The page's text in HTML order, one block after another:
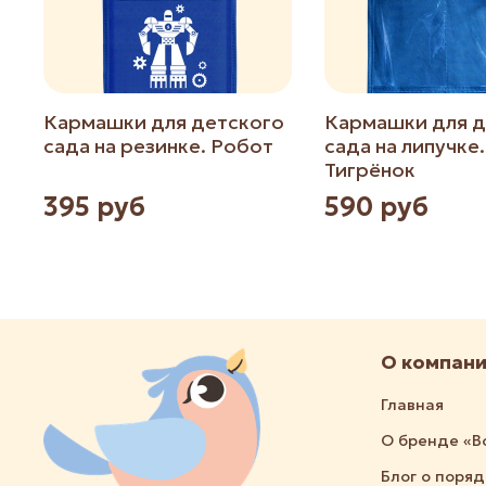
Кармашки для детского
сада на резинке. Робот
395 руб
Кармашки для
сада на липучке.
Тигрёнок
590 руб
О
Главная
О бренде
Блог о